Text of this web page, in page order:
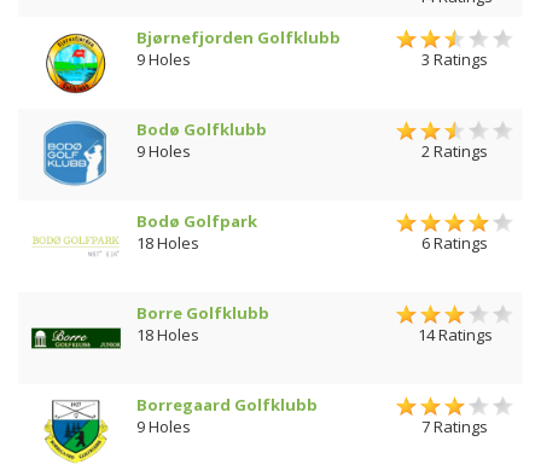
Bjørnefjorden Golfklubb
9 Holes
3 Ratings
Bodø Golfklubb
9 Holes
2 Ratings
Bodø Golfpark
18 Holes
6 Ratings
Borre Golfklubb
18 Holes
14 Ratings
Borregaard Golfklubb
9 Holes
7 Ratings